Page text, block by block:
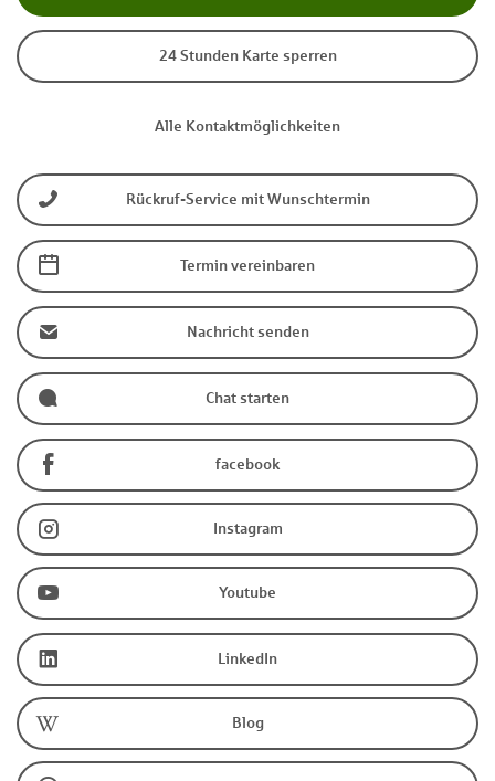
24 Stunden Karte sperren
Alle Kontaktmöglichkeiten
Rückruf-Service mit Wunschtermin
Termin vereinbaren
Nachricht senden
Chat starten
facebook
Instagram
Youtube
LinkedIn
Blog